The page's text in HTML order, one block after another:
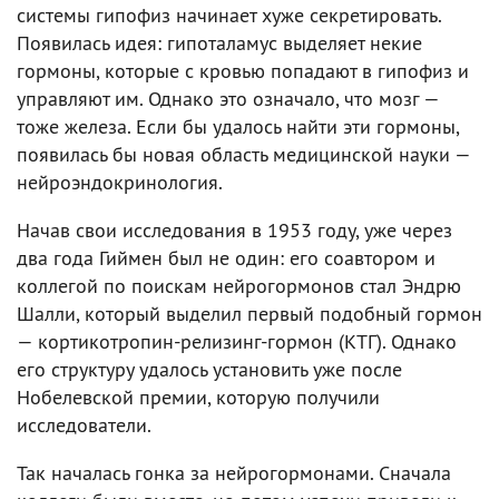
системы гипофиз начинает хуже секретировать.
Появилась идея: гипоталамус выделяет некие
гормоны, которые с кровью попадают в гипофиз и
управляют им. Однако это означало, что мозг —
тоже железа. Если бы удалось найти эти гормоны,
появилась бы новая область медицинской науки —
нейроэндокринология.
Начав свои исследования в 1953 году, уже через
два года Гиймен был не один: его соавтором и
коллегой по поискам нейрогормонов стал Эндрю
Шалли, который выделил первый подобный гормон
— кортикотропин-релизинг-гормон (КТГ). Однако
его структуру удалось установить уже после
Нобелевской премии, которую получили
исследователи.
Так началась гонка за нейрогормонами. Сначала